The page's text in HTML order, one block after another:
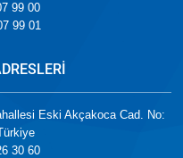
99 00
99 01
Eski Akçakoca Cad. No:
30 60